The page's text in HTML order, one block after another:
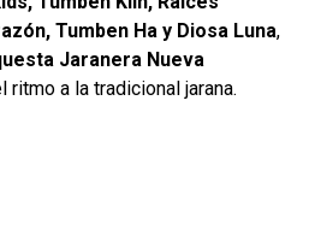
Tumben Ha y Diosa Luna,
Jaranera Nueva
ritmo a la tradicional jarana.